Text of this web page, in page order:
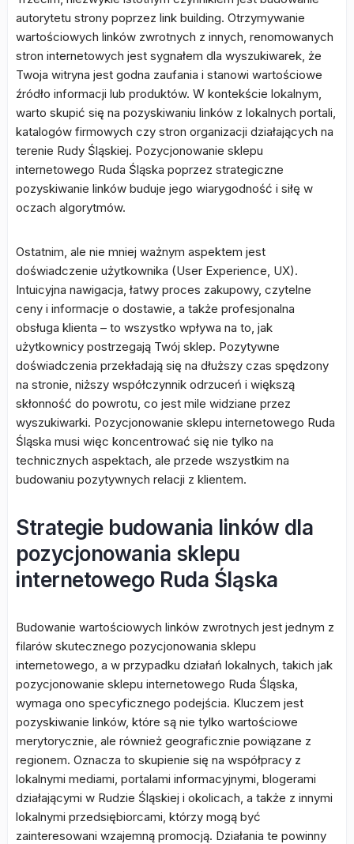
autorytetu strony poprzez link building. Otrzymywanie
wartościowych linków zwrotnych z innych, renomowanych
stron internetowych jest sygnałem dla wyszukiwarek, że
Twoja witryna jest godna zaufania i stanowi wartościowe
źródło informacji lub produktów. W kontekście lokalnym,
warto skupić się na pozyskiwaniu linków z lokalnych portali,
katalogów firmowych czy stron organizacji działających na
terenie Rudy Śląskiej. Pozycjonowanie sklepu
internetowego Ruda Śląska poprzez strategiczne
pozyskiwanie linków buduje jego wiarygodność i siłę w
oczach algorytmów.
Ostatnim, ale nie mniej ważnym aspektem jest
doświadczenie użytkownika (User Experience, UX).
Intuicyjna nawigacja, łatwy proces zakupowy, czytelne
ceny i informacje o dostawie, a także profesjonalna
obsługa klienta – to wszystko wpływa na to, jak
użytkownicy postrzegają Twój sklep. Pozytywne
doświadczenia przekładają się na dłuższy czas spędzony
na stronie, niższy współczynnik odrzuceń i większą
skłonność do powrotu, co jest mile widziane przez
wyszukiwarki. Pozycjonowanie sklepu internetowego Ruda
Śląska musi więc koncentrować się nie tylko na
technicznych aspektach, ale przede wszystkim na
budowaniu pozytywnych relacji z klientem.
Strategie budowania linków dla
pozycjonowania sklepu
internetowego Ruda Śląska
Budowanie wartościowych linków zwrotnych jest jednym z
filarów skutecznego pozycjonowania sklepu
internetowego, a w przypadku działań lokalnych, takich jak
pozycjonowanie sklepu internetowego Ruda Śląska,
wymaga ono specyficznego podejścia. Kluczem jest
pozyskiwanie linków, które są nie tylko wartościowe
merytorycznie, ale również geograficznie powiązane z
regionem. Oznacza to skupienie się na współpracy z
lokalnymi mediami, portalami informacyjnymi, blogerami
działającymi w Rudzie Śląskiej i okolicach, a także z innymi
lokalnymi przedsiębiorcami, którzy mogą być
zainteresowani wzajemną promocją. Działania te powinny